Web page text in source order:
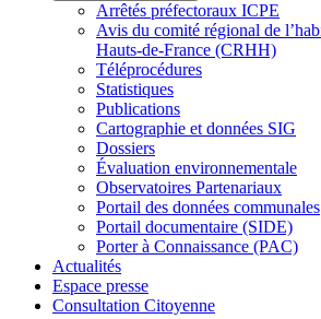
Arrêtés préfectoraux ICPE
Avis du comité régional de
Hauts-de-France (CRHH)
Téléprocédures
Statistiques
Publications
Cartographie et données SIG
Dossiers
Évaluation environnementale
Observatoires Partenariaux
Portail des données communales
Portail documentaire (SIDE)
Porter à Connaissance (PAC)
Actualités
Espace presse
Consultation Citoyenne